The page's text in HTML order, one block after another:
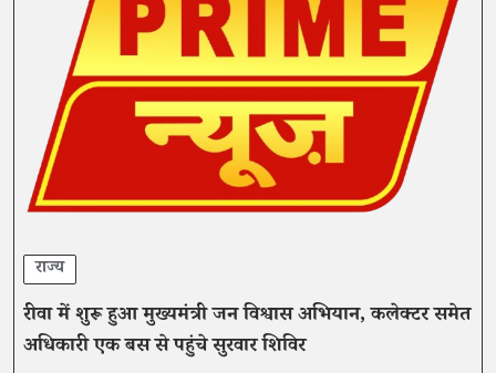
राज्य
रीवा में शुरू हुआ मुख्यमंत्री जन विश्वास अभियान, कलेक्टर समेत
अधिकारी एक बस से पहुंचे सुरवार शिविर